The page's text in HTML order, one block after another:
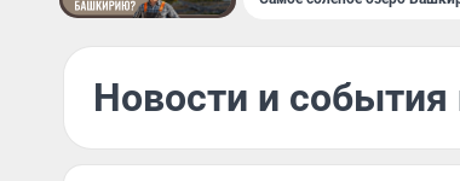
Новости и события